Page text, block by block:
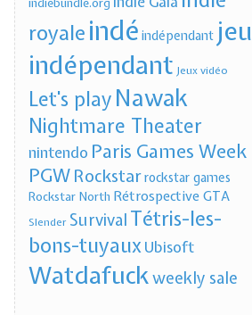
indiebundle.org
royale indé indépendant jeu
indépendant Jeux vidéo
Let's play Nawak
Nightmare Theater
nintendo Paris Games Week
PGW Rockstarrockstar games
Rockstar North Rétrospective GTA
Slender Survival Tétris-les-
bons-tuyauxUbisoft
Watdafuckweekly sale